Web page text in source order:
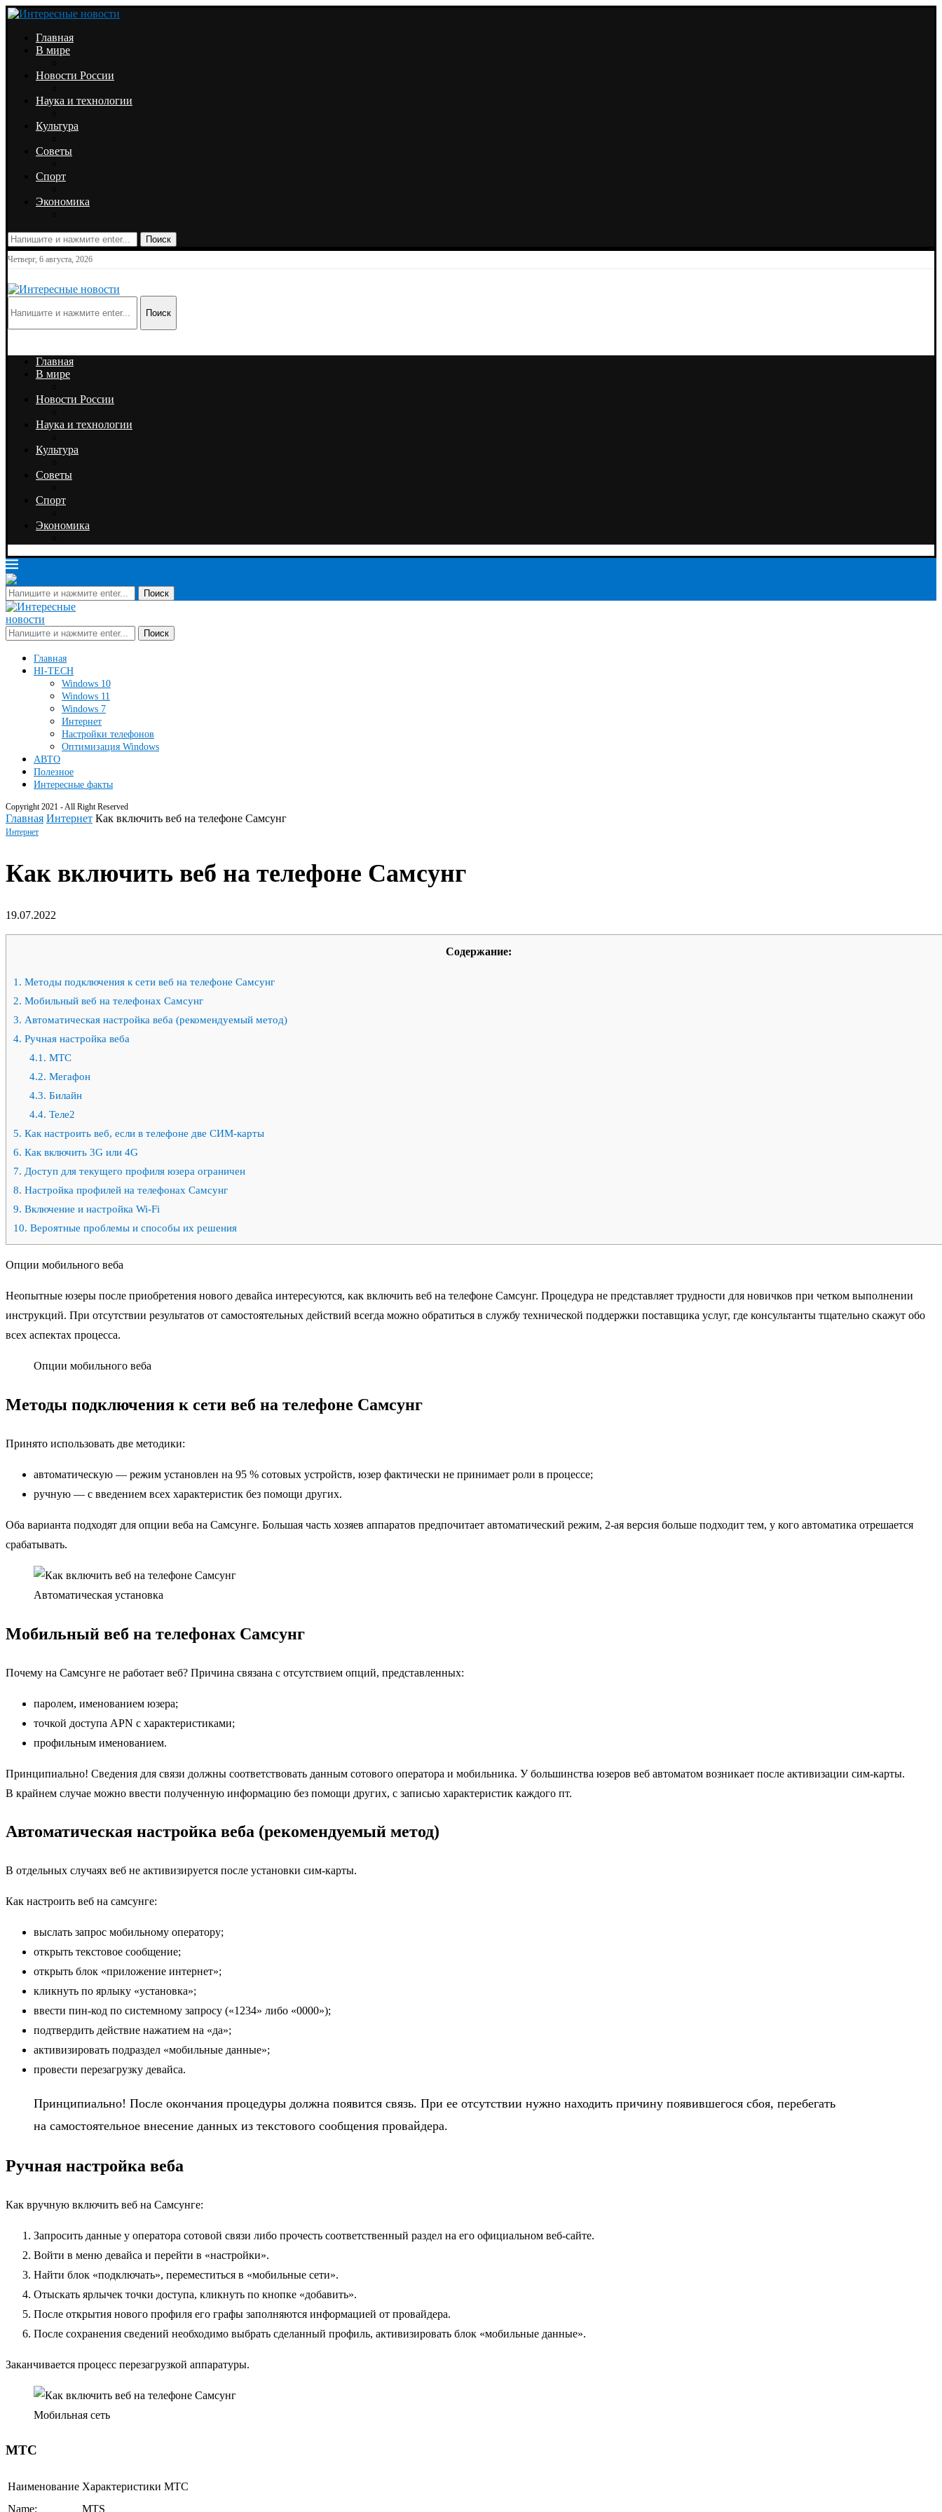
Главная
В мире
Новости России
Наука и технологии
Культура
Советы
Спорт
Экономика
Поиск
Четверг, 6 августа, 2026
Поиск
Главная
В мире
Новости России
Наука и технологии
Культура
Советы
Спорт
Экономика
Поиск
Поиск
Главная
HI-TECH
Windows 10
Windows 11
Windows 7
Интернет
Настройки телефонов
Оптимизация Windows
АВТО
Полезное
Интересные факты
Copyright 2021 - All Right Reserved
Главная Интернет Как включить веб на телефоне Самсунг
Интернет
Как включить веб на телефоне Самсунг
19.07.2022
Содержание:
1. Методы подключения к сети веб на телефоне Самсунг
2. Мобильный веб на телефонах Самсунг
3. Автоматическая настройка веба (рекомендуемый метод)
4. Ручная настройка веба
4.1. МТС
4.2. Мегафон
4.3. Билайн
4.4. Теле2
5. Как настроить веб, если в телефоне две СИМ-карты
6. Как включить 3G или 4G
7. Доступ для текущего профиля юзера ограничен
8. Настройка профилей на телефонах Самсунг
9. Включение и настройка Wi-Fi
10. Вероятные проблемы и способы их решения
Опции мобильного веба
Неопытные юзеры после приобретения нового девайса интересуются, как включить веб на телефоне Самсунг. Процедура не представляет трудности для новичков при четком выполнении
инструкций. При отсутствии результатов от самостоятельных действий всегда можно обратиться в службу технической поддержки поставщика услуг, где консультанты тщательно скажут обо
всех аспектах процесса.
Опции мобильного веба
Методы подключения к сети веб на телефоне Самсунг
Принято использовать две методики:
автоматическую — режим установлен на 95 % сотовых устройств, юзер фактически не принимает роли в процессе;
ручную — с введением всех характеристик без помощи других.
Оба варианта подходят для опции веба на Самсунге. Большая часть хозяев аппаратов предпочитает автоматический режим, 2-ая версия больше подходит тем, у кого автоматика отрешается
срабатывать.
Автоматическая установка
Мобильный веб на телефонах Самсунг
Почему на Самсунге не работает веб? Причина связана с отсутствием опций, представленных:
паролем, именованием юзера;
точкой доступа APN с характеристиками;
профильным именованием.
Принципиально! Сведения для связи должны соответствовать данным сотового оператора и мобильника. У большинства юзеров веб автоматом возникает после активизации сим-карты.
В крайнем случае можно ввести полученную информацию без помощи других, с записью характеристик каждого пт.
Автоматическая настройка веба (рекомендуемый метод)
В отдельных случаях веб не активизируется после установки сим-карты.
Как настроить веб на самсунге:
выслать запрос мобильному оператору;
открыть текстовое сообщение;
открыть блок «приложение интернет»;
кликнуть по ярлыку «установка»;
ввести пин-код по системному запросу («1234» либо «0000»);
подтвердить действие нажатием на «да»;
активизировать подраздел «мобильные данные»;
провести перезагрузку девайса.
Принципиально! После окончания процедуры должна появится связь. При ее отсутствии нужно находить причину появившегося сбоя, перебегать
на самостоятельное внесение данных из текстового сообщения провайдера.
Ручная настройка веба
Как вручную включить веб на Самсунге:
Запросить данные у оператора сотовой связи либо прочесть соответственный раздел на его официальном веб-сайте.
Войти в меню девайса и перейти в «настройки».
Найти блок «подключать», переместиться в «мобильные сети».
Отыскать ярлычек точки доступа, кликнуть по кнопке «добавить».
После открытия нового профиля его графы заполняются информацией от провайдера.
После сохранения сведений необходимо выбрать сделанный профиль, активизировать блок «мобильные данные».
Заканчивается процесс перезагрузкой аппаратуры.
Мобильная сеть
МТС
Наименование Характеристики МТС
Name:
MTS